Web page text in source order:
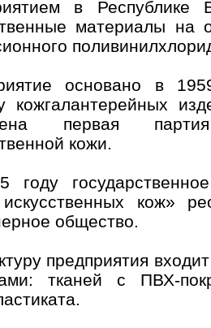
в Республике
материалы на
основано в
кожгалантерейных
первая
кожи.
году
кож»
общество.
предприятия
тканей с ПВХ-